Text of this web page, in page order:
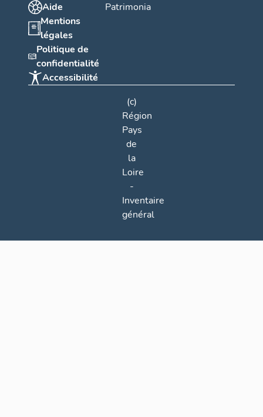
Aide
Mentions
légales
Politique de
confidentialité
Accessibilité
Patrimonia
(c)
Région
Pays
de
la
Loire
-
Inventaire
général